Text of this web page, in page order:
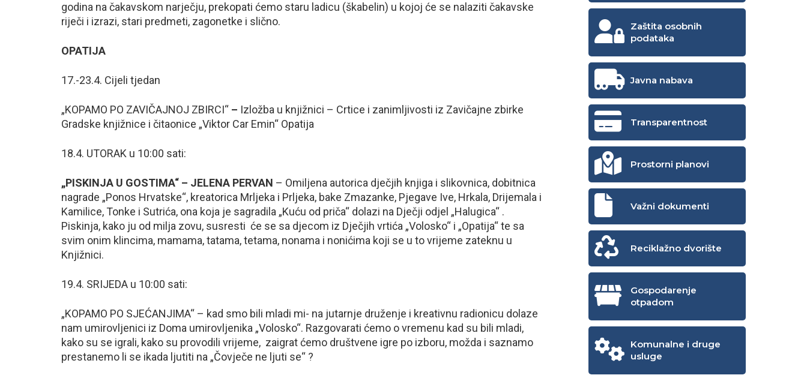
godina na čakavskom narječju, prekopati ćemo staru ladicu (škabelin) u kojoj će se nalaziti čakavske
riječi i izrazi, stari predmeti, zagonetke i slično.
OPATIJA
17.-23.4. Cijeli tjedan
„KOPAMO PO ZAVIČAJNOJ ZBIRCI“ – Izložba u knjižnici – Crtice i zanimljivosti iz Zavičajne zbirke
Gradske knjižnice i čitaonice „Viktor Car Emin“ Opatija
18.4. UTORAK u 10:00 sati:
„PISKINJA U GOSTIMA“ – JELENA PERVAN – Omiljena autorica dječjih knjiga i slikovnica, dobitnica
nagrade „Ponos Hrvatske“, kreatorica Mrljeka i Prljeka, bake Zmazanke, Pjegave Ive, Hrkala, Drijemala i
Kamilice, Tonke i Sutrića, ona koja je sagradila „Kuću od priča“ dolazi na Dječji odjel „Halugica“ .
Piskinja, kako ju od milja zovu, susresti će se sa djecom iz Dječjih vrtića „Volosko“ i „Opatija“ te sa
svim onim klincima, mamama, tatama, tetama, nonama i nonićima koji se u to vrijeme zateknu u
Knjižnici.
19.4. SRIJEDA u 10:00 sati:
„KOPAMO PO SJEĆANJIMA“ – kad smo bili mladi mi- na jutarnje druženje i kreativnu radionicu dolaze
nam umirovljenici iz Doma umirovljenika „Volosko“. Razgovarati ćemo o vremenu kad su bili mladi,
kako su se igrali, kako su provodili vrijeme, zaigrat ćemo društvene igre po izboru, možda i saznamo
prestanemo li se ikada ljutiti na „Čovječe ne ljuti se“ ?
Zaštita osobnih
podataka
Javna nabava
Transparentnost
Prostorni planovi
Važni dokumenti
Reciklažno dvorište
Gospodarenje
otpadom
Komunalne i druge
usluge